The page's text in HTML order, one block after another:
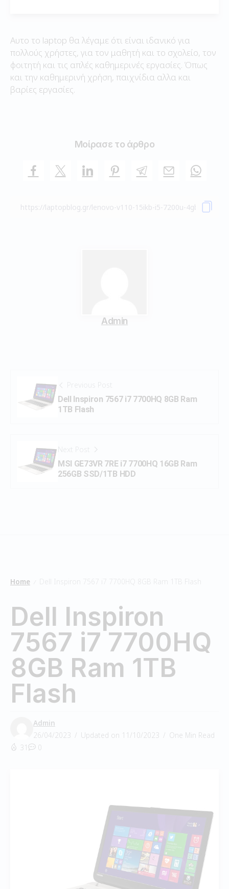
Αυτο το laptop θα λέγαμε ότι είναι ιδανικό για
πολλούς χρήστες, για τον μαθητή και το σχολείο, τον
φοιτητή και τις απλές καθημερινές εργασίες. Όπως
και την καθημερινή χρήση, παιχνίδια αλλα και
βαρίες εργασίες.
Μοίρασε το άρθρο
Admin
Previous Post
Dell Inspiron 7567 i7 7700HQ 8GB Ram
1TB Flash
Next Post
MSI GE73VR 7RE i7 7700HQ 16GB Ram
256GB SSD/1TB HDD
Home Dell Inspiron 7567 i7 7700HQ 8GB Ram 1TB Flash
Dell Inspiron
7567 i7 7700HQ
8GB Ram 1TB
Flash
Admin
26/04/2023
Updated on 11/10/2023
One Min Read
31
0